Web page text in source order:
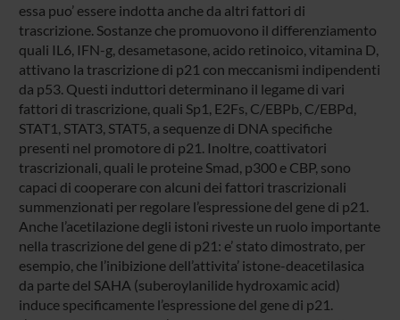
essa puo’ essere indotta anche da altri fattori di
trascrizione. Sostanze che promuovono il differenziamento
quali IL6, IFN-g, desametasone, acido retinoico, vitamina D,
attivano la trascrizione di p21 con meccanismi indipendenti
da p53. Questi induttori determinano il legame di vari
fattori di trascrizione, quali Sp1, E2Fs, C/EBPb, C/EBPd,
STAT1, STAT3, STAT5, a sequenze di DNA specifiche
presenti nel promotore di p21. Inoltre, coattivatori
trascrizionali, quali le proteine Smad, p300 e CBP, sono
capaci di cooperare con alcuni dei fattori trascrizionali
summenzionati per regolare l’espressione del gene di p21.
Anche l’acetilazione degli istoni riveste un ruolo importante
nella trascrizione del gene di p21: e’ stato dimostrato, per
esempio, che l’inibizione dell’attivita’ istone-deacetilasica
da parte del SAHA (suberoylanilide hydroxamic acid)
induce specificamente l’espressione del gene di p21.